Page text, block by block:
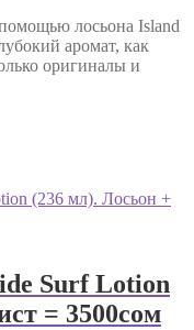
лосьона Island
аромат, как
оригиналы и
Surf Lotion
= 3500сом